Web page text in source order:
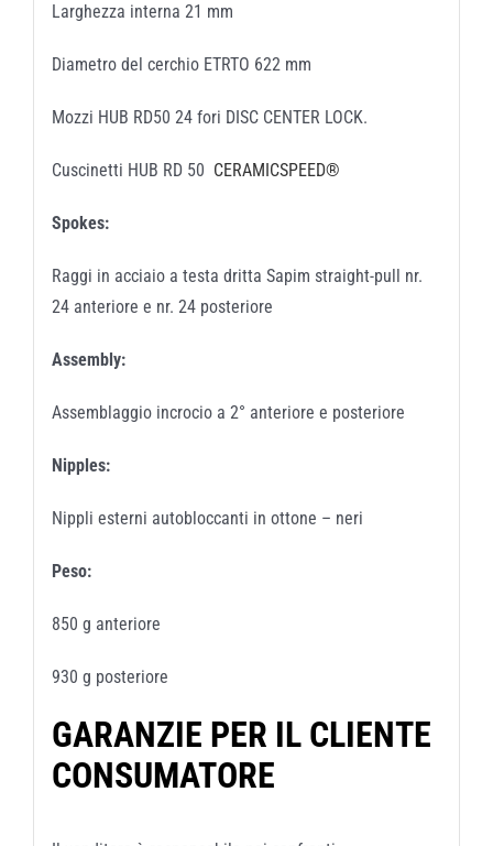
Larghezza interna 21 mm
Diametro del cerchio ETRTO 622 mm
Mozzi HUB RD50 24 fori DISC CENTER LOCK.
Cuscinetti HUB RD 50 CERAMICSPEED®
Spokes:
Raggi in acciaio a testa dritta Sapim straight-pull nr.
24 anteriore e nr. 24 posteriore
Assembly:
Assemblaggio incrocio a 2° anteriore e posteriore
Nipples:
Nippli esterni autobloccanti in ottone – neri
Peso:
850 g anteriore
930 g posteriore
GARANZIE PER IL CLIENTE
CONSUMATORE